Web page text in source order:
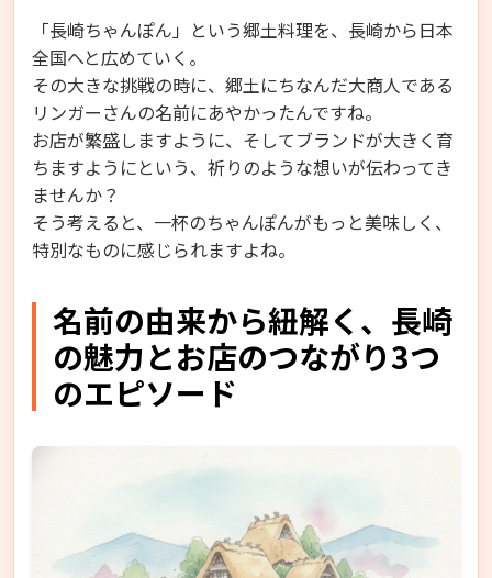
「長崎ちゃんぽん」という郷土料理を、長崎から日本
全国へと広めていく。
その大きな挑戦の時に、郷土にちなんだ大商人である
リンガーさんの名前にあやかったんですね。
お店が繁盛しますように、そしてブランドが大きく育
ちますようにという、祈りのような想いが伝わってき
ませんか？
そう考えると、一杯のちゃんぽんがもっと美味しく、
特別なものに感じられますよね。
名前の由来から紐解く、長崎
の魅力とお店のつながり3つ
のエピソード